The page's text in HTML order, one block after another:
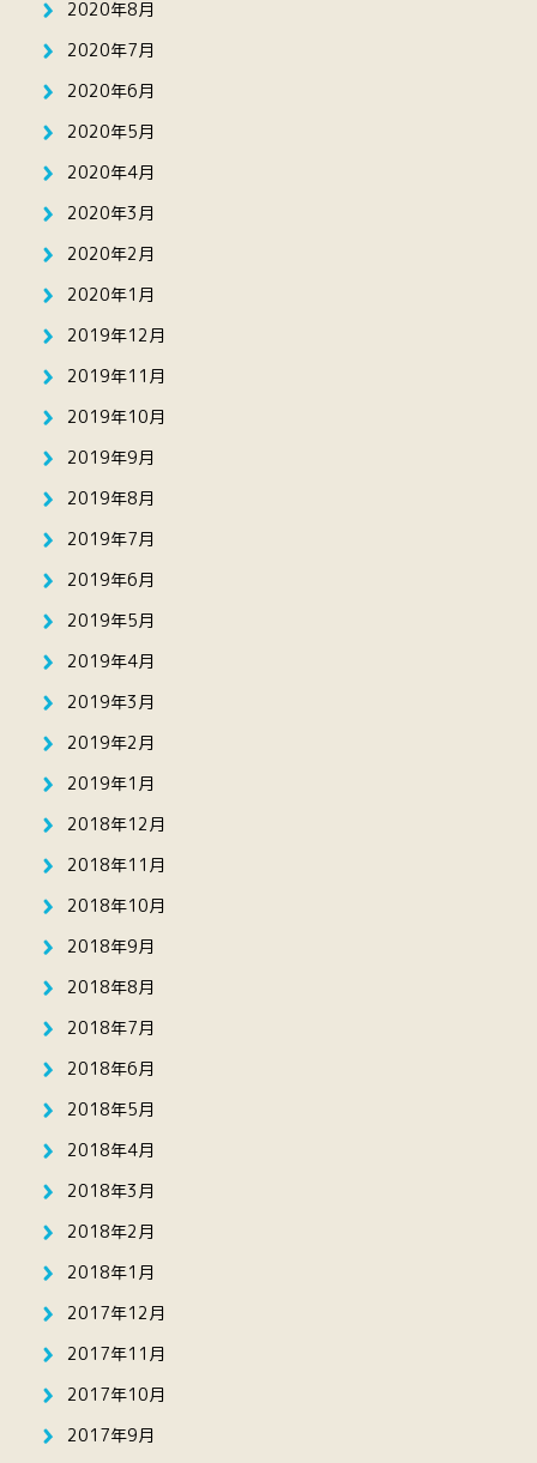
2020年8月
2020年7月
2020年6月
2020年5月
2020年4月
2020年3月
2020年2月
2020年1月
2019年12月
2019年11月
2019年10月
2019年9月
2019年8月
2019年7月
2019年6月
2019年5月
2019年4月
2019年3月
2019年2月
2019年1月
2018年12月
2018年11月
2018年10月
2018年9月
2018年8月
2018年7月
2018年6月
2018年5月
2018年4月
2018年3月
2018年2月
2018年1月
2017年12月
2017年11月
2017年10月
2017年9月